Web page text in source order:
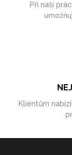
Při naší
Klientům